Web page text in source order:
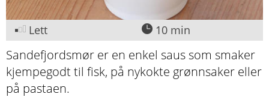
Lett 10 min
Sandefjordsmør er en enkel saus som smaker
kjempegodt til fisk, på nykokte grønnsaker eller
på pastaen.